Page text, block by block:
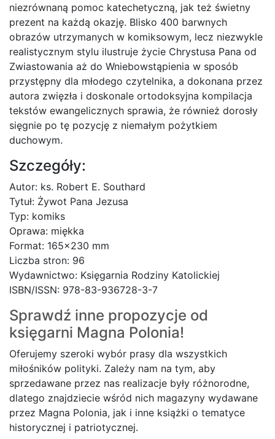
niezrównaną pomoc katechetyczną, jak też świetny
prezent na każdą okazję. Blisko 400 barwnych
obrazów utrzymanych w komiksowym, lecz niezwykle
realistycznym stylu ilustruje życie Chrystusa Pana od
Zwiastowania aż do Wniebowstąpienia w sposób
przystępny dla młodego czytelnika, a dokonana przez
autora zwięzła i doskonale ortodoksyjna kompilacja
tekstów ewangelicznych sprawia, że również dorosły
sięgnie po tę pozycję z niemałym pożytkiem
duchowym.
Szczegóły:
Autor: ks. Robert E. Southard
Tytuł: Żywot Pana Jezusa
Typ: komiks
Oprawa: miękka
Format: 165×230 mm
Liczba stron: 96
Wydawnictwo: Księgarnia Rodziny Katolickiej
ISBN/ISSN: 978-83-936728-3-7
Sprawdź inne propozycje od
księgarni Magna Polonia!
Oferujemy szeroki wybór prasy dla wszystkich
miłośników polityki. Zależy nam na tym, aby
sprzedawane przez nas realizacje były różnorodne,
dlatego znajdziecie wśród nich magazyny wydawane
przez Magna Polonia, jak i inne książki o tematyce
historycznej i patriotycznej.